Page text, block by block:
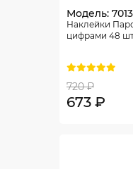
Модель:
Наклейки
цифрами 48
720 ₽
673 ₽